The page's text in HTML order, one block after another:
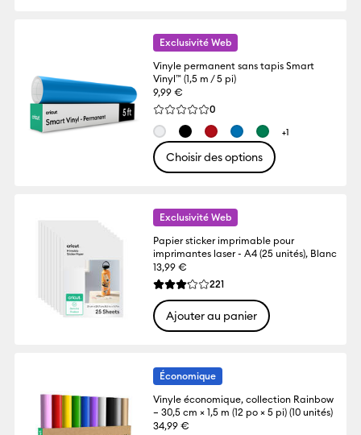
Exclusivité Web
Vinyle permanent sans tapis Smart
Vinyl™ (1,5 m / 5 pi)
9,99 €
La note moyenne de ce produit est 0.0
0
+1
Choisir des options
Exclusivité Web
Papier sticker imprimable pour
imprimantes laser - A4 (25 unités), Blanc
13,99 €
La note moyenne de ce produit est 3.1
221
Ajouter au panier
Économique
Vinyle économique, collection Rainbow
– 30,5 cm × 1,5 m (12 po × 5 pi) (10 unités)
34,99 €